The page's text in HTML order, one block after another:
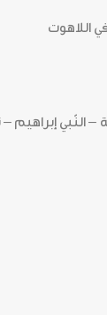
اللاهوت
– النّبي إبراهيم –